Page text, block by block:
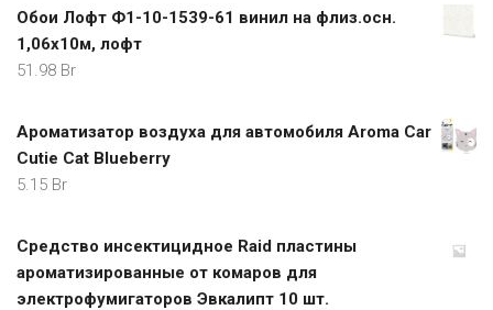
Обои Лофт Ф1-10-1539-61 винил на флиз.осн.
1,06х10м, лофт
51.98 Br
Ароматизатор воздуха для автомобиля Aroma Car
Cutie Cat Blueberry
5.15 Br
Средство инсектицидное Raid пластины
ароматизированные от комаров для
электрофумигаторов Эвкалипт 10 шт.